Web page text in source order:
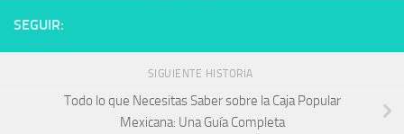
SEGUIR:
SIGUIENTE HISTORIA
Todo lo que Necesitas Saber sobre la Caja Popular
Mexicana: Una Guía Completa